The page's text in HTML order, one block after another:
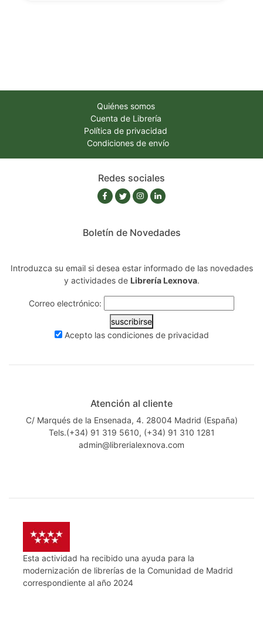
Quiénes somos
Cuenta de Librería
Política de privacidad
Condiciones de envío
Redes sociales
Boletín de Novedades
Introduzca su email si desea estar informado de las novedades
y actividades de Librería Lexnova.
Correo electrónico:
suscribirse
Acepto las condiciones de privacidad
Atención al cliente
C/ Marqués de la Ensenada, 4. 28004 Madrid (España)
Tels.(+34) 91 319 5610, (+34) 91 310 1281
admin@librerialexnova.com
Esta actividad ha recibido una ayuda para la
modernización de librerías de la Comunidad de Madrid
correspondiente al año 2024